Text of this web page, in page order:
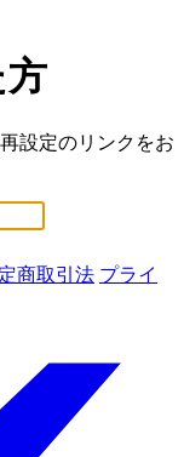
設定のリンクをお
商取引法 プライ